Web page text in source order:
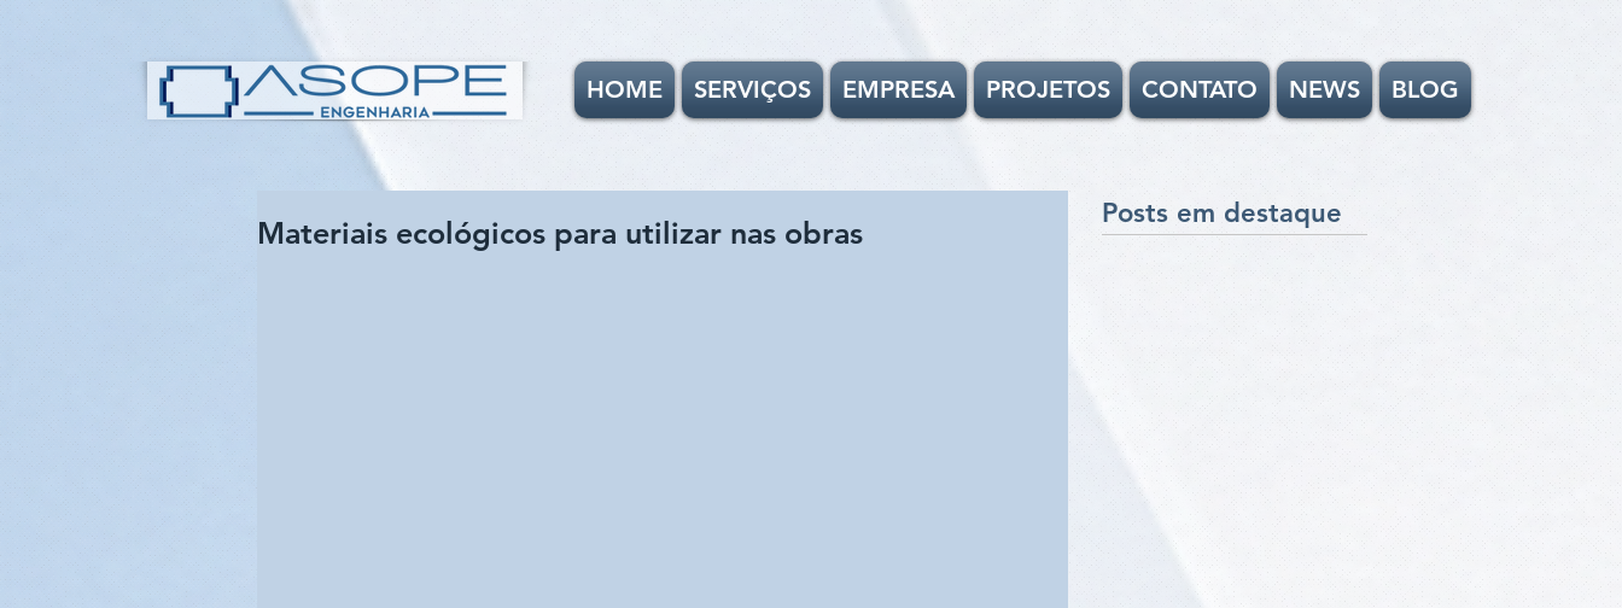
HOME SERVIÇOS EMPRESA PROJETOS CONTATO NEWS BLOG
Materiais ecológicos para utilizar nas obras
Posts em destaque